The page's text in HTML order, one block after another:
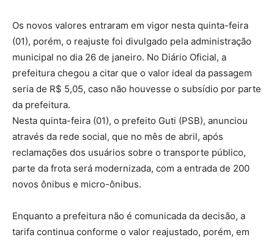
Os novos valores entraram em vigor nesta quinta-feira
(01), porém, o reajuste foi divulgado pela administração
municipal no dia 26 de janeiro. No Diário Oficial, a
prefeitura chegou a citar que o valor ideal da passagem
seria de R$ 5,05, caso não houvesse o subsídio por parte
da prefeitura.
Nesta quinta-feira (01), o prefeito Guti (PSB), anunciou
através da rede social, que no mês de abril, após
reclamações dos usuários sobre o transporte público,
parte da frota será modernizada, com a entrada de 200
novos ônibus e micro-ônibus.
Enquanto a prefeitura não é comunicada da decisão, a
tarifa continua conforme o valor reajustado, porém, em